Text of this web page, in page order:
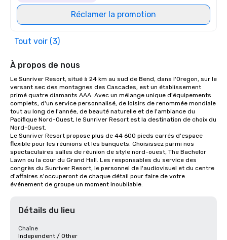
Réclamer la promotion
Tout voir (3)
À propos de nous
Le Sunriver Resort, situé à 24 km au sud de Bend, dans l'Oregon, sur le
versant sec des montagnes des Cascades, est un établissement
primé quatre diamants AAA. Avec un mélange unique d'équipements
complets, d'un service personnalisé, de loisirs de renommée mondiale
tout au long de l'année, de beauté naturelle et de l'ambiance du
Pacifique Nord-Ouest, le Sunriver Resort est la destination de choix du
Nord-Ouest.
Le Sunriver Resort propose plus de 44 600 pieds carrés d'espace
flexible pour les réunions et les banquets. Choisissez parmi nos
spectaculaires salles de réunion de style nord-ouest, The Bachelor
Lawn ou la cour du Grand Hall. Les responsables du service des
congrès du Sunriver Resort, le personnel de l'audiovisuel et du centre
d'affaires s'occuperont de chaque détail pour faire de votre
événement de groupe un moment inoubliable.
Détails du lieu
Chaîne
Independent / Other